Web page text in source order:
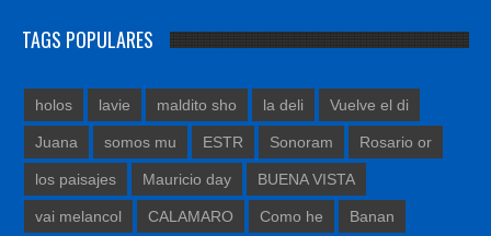
TAGS POPULARES
holos lavie maldito sho la deli Vuelve el di
Juana somos mu ESTR Sonoram Rosario or
los paisajes Mauricio day BUENA VISTA
vai melancol CALAMARO Como he Banan